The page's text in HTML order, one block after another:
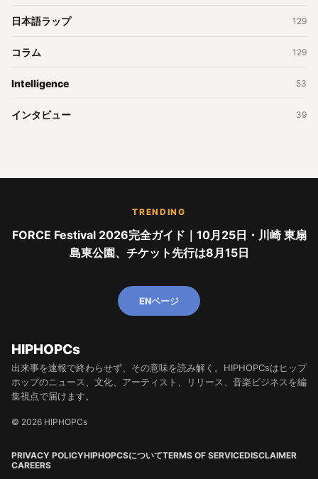
日本語ラップ 129
コラム 129
Intelligence 53
インタビュー 39
TRENDING
FORCE Festival 2026完全ガイド｜10月25日・川崎 東扇
島東公園、チケット先行は8月15日
ENページ
HIPHOPCs
出来事を速報で終わらせず、その意味を読み解く。HIPHOPCsはヒップ
ホップのニュース、文化、アーティスト、リリース、音楽ビジネスを編
集視点で届けます。
© 2026 HIPHOPCs
PRIVACY POLICYHIPHOPCSについてTERMS OF SERVICEDISCLAIMER
CAREERS